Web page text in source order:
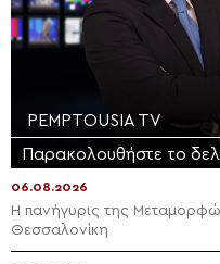
PEMPTOUSIA TV
Παρακολουθήστε το
06.08.2026
Η πανήγυρις της
Θεσσαλονίκη